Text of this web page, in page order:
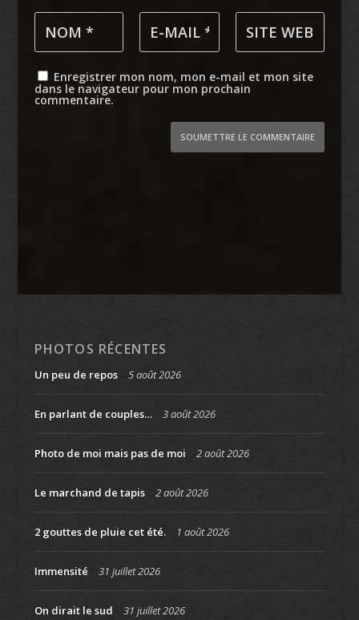
Enregistrer mon nom, mon e-mail et mon site
dans le navigateur pour mon prochain
commentaire.
SOUMETTRE LE COMMENTAIRE
PHOTOS RÉCENTES
Un peu de repos 5 août 2026
En parlant de couples… 3 août 2026
Photo de moi mais pas de moi 2 août 2026
Le marchand de tapis 2 août 2026
2 gouttes de pluie cet été. 1 août 2026
Immensité 31 juillet 2026
On dirait le sud 31 juillet 2026